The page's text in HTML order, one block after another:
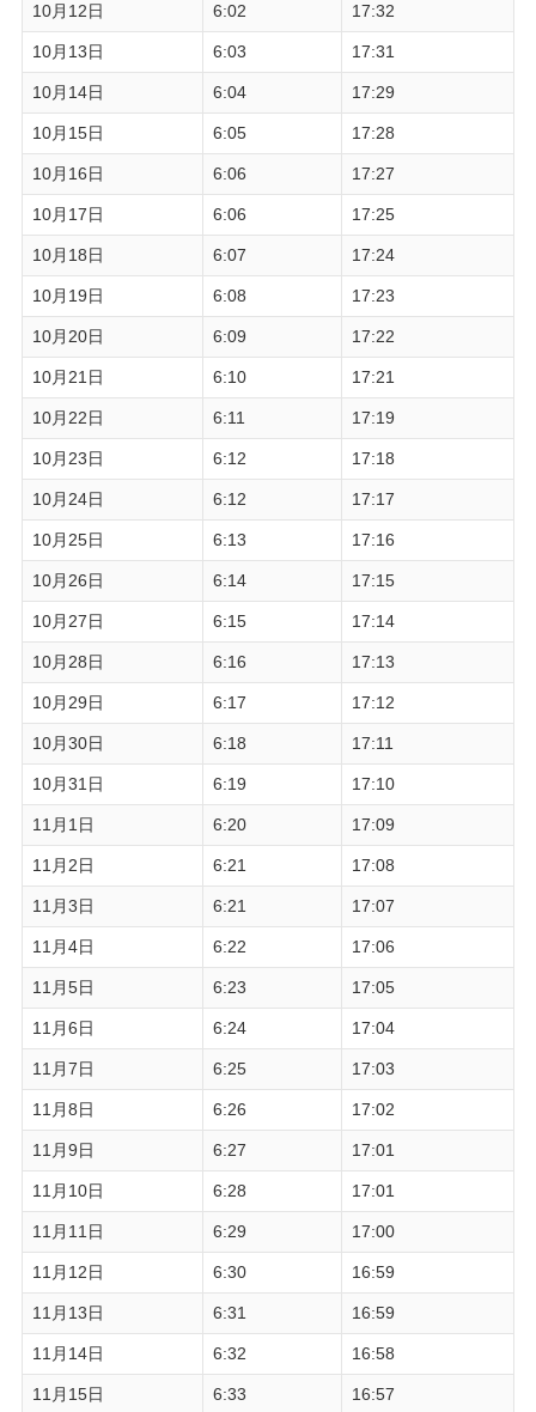
10月12日 6:02 17:32
10月13日 6:03 17:31
10月14日 6:04 17:29
10月15日 6:05 17:28
10月16日 6:06 17:27
10月17日 6:06 17:25
10月18日 6:07 17:24
10月19日 6:08 17:23
10月20日 6:09 17:22
10月21日 6:10 17:21
10月22日 6:11 17:19
10月23日 6:12 17:18
10月24日 6:12 17:17
10月25日 6:13 17:16
10月26日 6:14 17:15
10月27日 6:15 17:14
10月28日 6:16 17:13
10月29日 6:17 17:12
10月30日 6:18 17:11
10月31日 6:19 17:10
11月1日 6:20 17:09
11月2日 6:21 17:08
11月3日 6:21 17:07
11月4日 6:22 17:06
11月5日 6:23 17:05
11月6日 6:24 17:04
11月7日 6:25 17:03
11月8日 6:26 17:02
11月9日 6:27 17:01
11月10日 6:28 17:01
11月11日 6:29 17:00
11月12日 6:30 16:59
11月13日 6:31 16:59
11月14日 6:32 16:58
11月15日 6:33 16:57